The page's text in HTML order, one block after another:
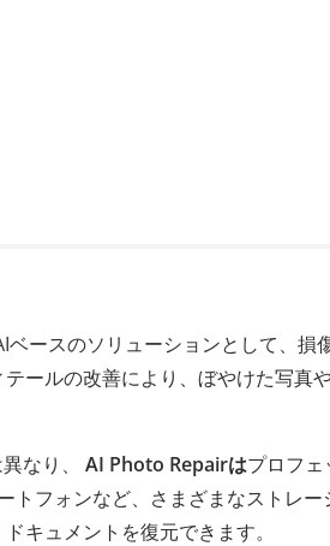
ースのソリューションとして、損
ールの改善により、ぼやけた写真
なり、 AI Photo Repairはプロフェ
トフォンなど、さまざまなストレー
キュメントを復元できます。